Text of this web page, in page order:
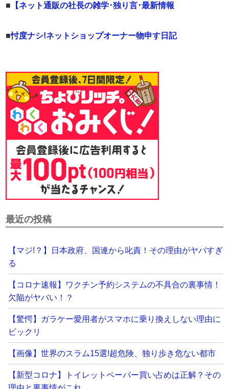
■ 【ネット通販の社長の雑学･独り言･最新情報
■忖度ナシ!ネットショップオーナー物申す日記
最近の投稿
【マジ!？】日本政府、国連から叱責！その理由がヤバすぎ
る
【コロナ速報】ワクチン予約システムの不具合の裏事情！
欠陥がヤバい！？
【驚愕】ガラケー愛用者がスマホに乗り換えしない理由に
ビックリ
【画像】世界のスラム15選!超危険、独り歩き危ない都市
【新型コロナ】トイレットペーパー買い占めは正解？その